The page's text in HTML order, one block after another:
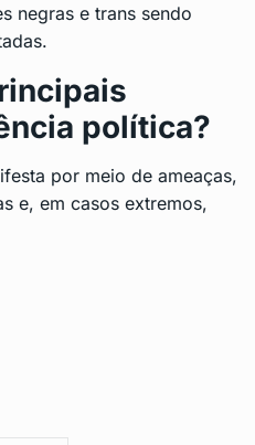
negras e trans sendo
política?
por meio de ameaças,
e, em casos extremos,